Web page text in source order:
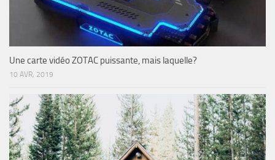
Une carte vidéo ZOTAC puissante, mais laquelle?
10 AVR, 2019